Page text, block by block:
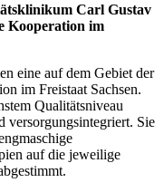
Carl Gustav
Kooperation im
eine auf dem Gebiet der
im Freistaat Sachsen.
Qualitätsniveau
versorgungsintegriert. Sie
auf die jeweilige